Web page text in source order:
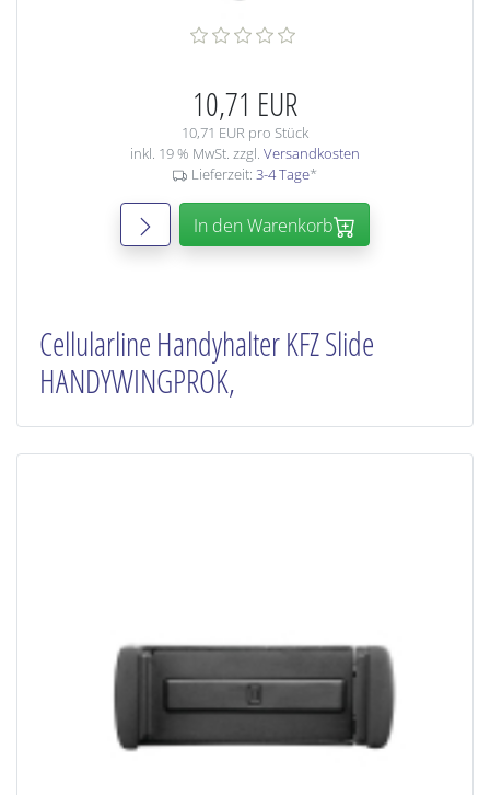
10,71 EUR
10,71 EUR pro Stück
inkl. 19 % MwSt. zzgl. Versandkosten
Lieferzeit: 3-4 Tage*
In den Warenkorb
Cellularline Handyhalter KFZ Slide
HANDYWINGPROK,